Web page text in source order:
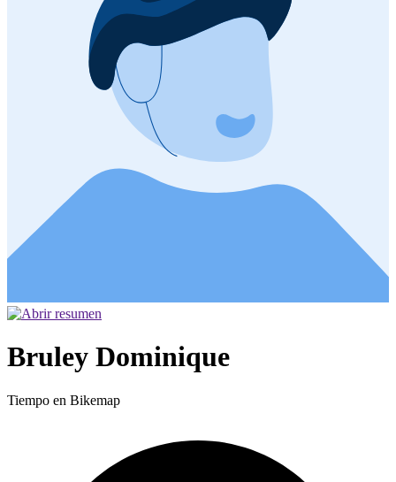
Bruley Dominique
Tiempo en Bikemap